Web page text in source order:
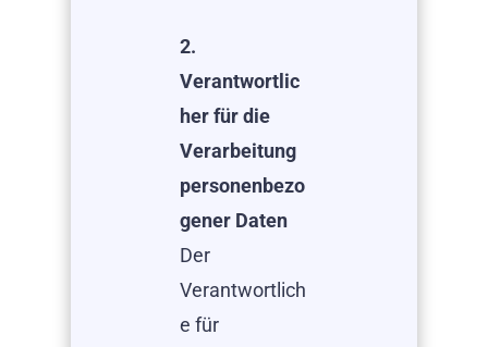
2.
Verantwortlic
her für die
Verarbeitung
personenbezo
gener Daten
Der
Verantwortlich
e für